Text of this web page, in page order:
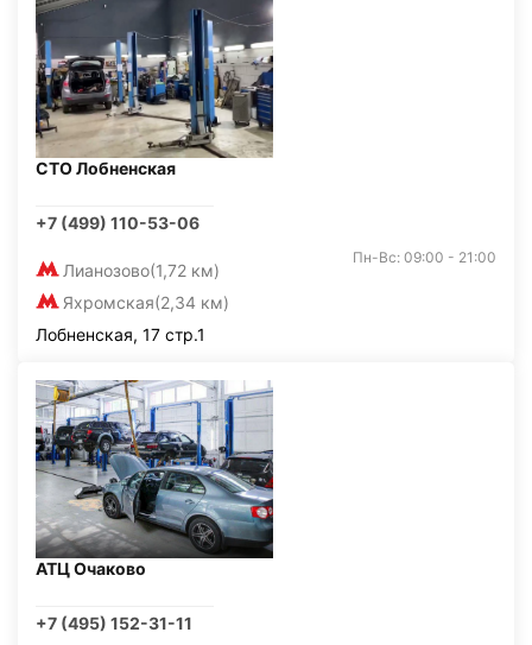
СТО Лобненская
+7 (499) 110-53-06
Лианозово(1,72 км)
Яхромская(2,34 км)
Пн-Вс: 09:00 - 21:00
Лобненская, 17 стр.1
АТЦ Очаково
+7 (495) 152-31-11